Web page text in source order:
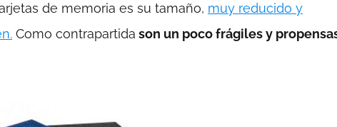
de memoria es su tamaño, muy reducido y
Como contrapartida son un poco frágiles y